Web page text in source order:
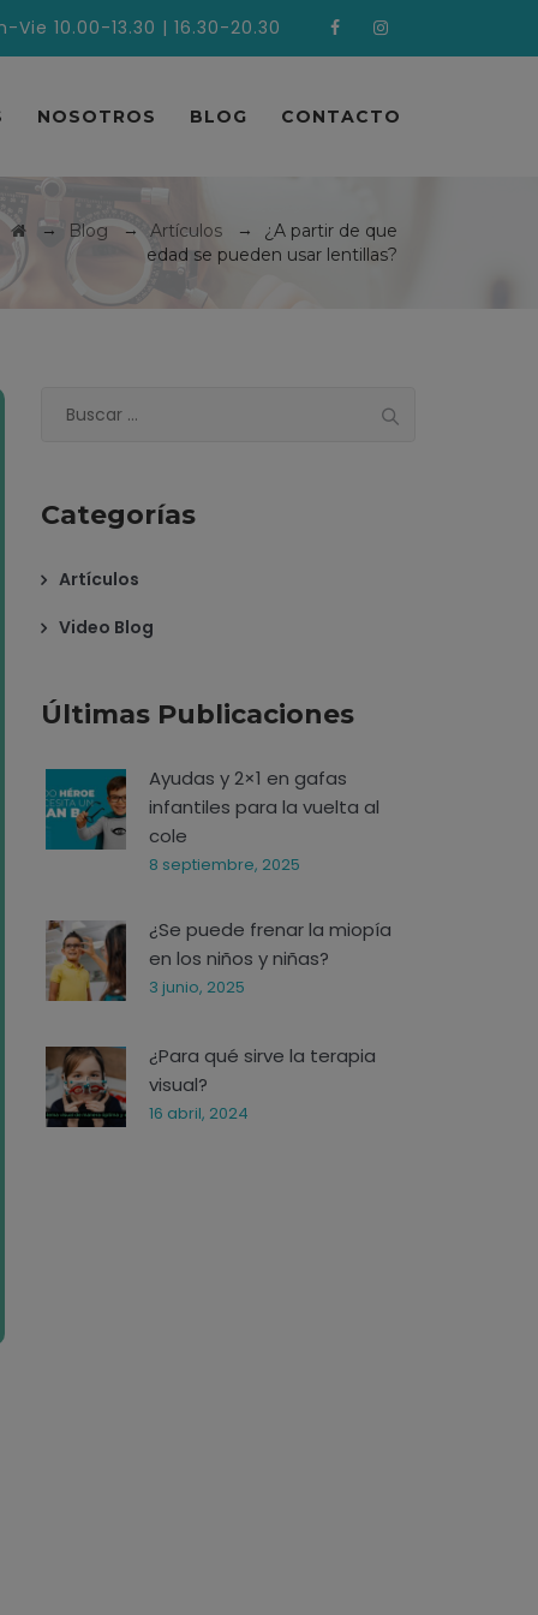
Vie 10.00-13.30 | 16.30-20.30
NOSOTROS BLOG CONTACTO
→ Blog → Artículos →
¿A partir de que
edad se pueden usar lentillas?
Categorías
Artículos
Video Blog
Últimas Publicaciones
Ayudas y 2×1 en gafas
infantiles para la vuelta al
cole
8 septiembre, 2025
¿Se puede frenar la miopía
en los niños y niñas?
3 junio, 2025
¿Para qué sirve la terapia
visual?
16 abril, 2024